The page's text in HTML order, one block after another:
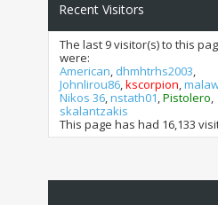
Recent Visitors
The last 9 visitor(s) to this
were:
American, dhmhtrhs2003,
Johnlirou86,kscorpion,
Nikos 36,nstath01,Pistolero,
skalantzakis
This page has had 16,133